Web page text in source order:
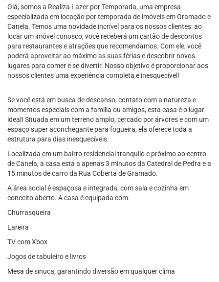
Olá, somos a Realiza Lazer por Temporada, uma empresa
especializada em locação por temporada de imóveis em Gramado e
Canela. Temos uma novidade incrível para os nossos clientes: ao
locar um imóvel conosco, você receberá um cartão de descontos
para restaurantes e atrações que recomendamos. Com ele, você
poderá aproveitar ao máximo as suas férias e descobrir novos
lugares para comer e se divertir. Nosso objetivo é proporcionar aos
nossos clientes uma experiência completa e inesquecível!
Se você está em busca de descanso, contato com a natureza e
momentos especiais com a família ou amigos, esta casa é o lugar
ideal! Situada em um terreno amplo, cercado por árvores e com um
espaço super aconchegante para fogueira, ela oferece toda a
estrutura para dias inesquecíveis.
Localizada em um bairro residencial tranquilo e próximo ao centro
de Canela, a casa está a apenas 3 minutos da Catedral de Pedra e a
15 minutos de carro da Rua Coberta de Gramado.
A área social é espaçosa e integrada, com sala e cozinha em
conceito aberto. A casa é equipada com:
Churrasqueira
Lareira
TV com Xbox
Jogos de tabuleiro e livros
Mesa de sinuca, garantindo diversão em qualquer clima